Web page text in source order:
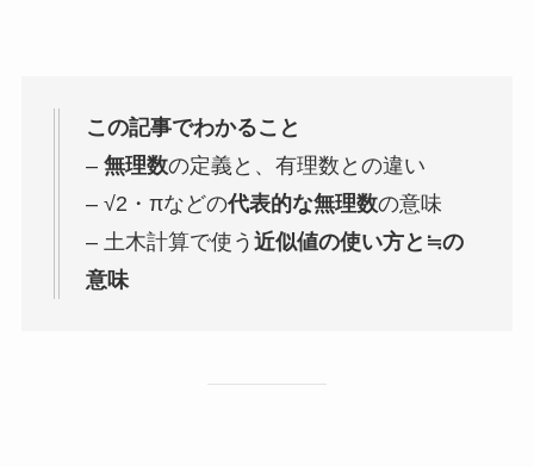
この記事でわかること
– 無理数の定義と、有理数との違い
– √2・πなどの代表的な無理数の意味
– 土木計算で使う 近似値の使い方と≒の
意味